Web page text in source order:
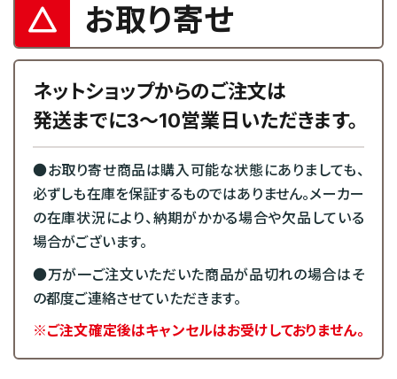
お取り寄せ
ネットショップからのご注文は
発送までに3～10営業日いただきます。
●お取り寄せ商品は購入可能な状態にありましても、
必ずしも在庫を保証するものではありません。メーカー
の在庫状況により、納期がかかる場合や欠品している
場合がございます。
●万が一ご注文いただいた商品が品切れの場合はそ
の都度ご連絡させていただきます。
※ご注文確定後はキャンセルはお受けしておりません。